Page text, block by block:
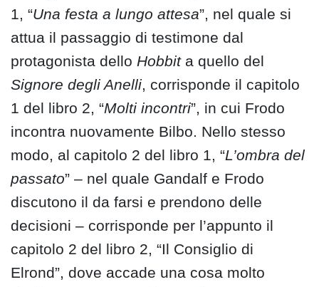
1, “Una festa a lungo attesa”, nel quale si
attua il passaggio di testimone dal
protagonista dello Hobbita quello del
Signore degli Anelli, corrisponde il capitolo
1 del libro 2, “Molti incontri”, in cui Frodo
incontra nuovamente Bilbo. Nello stesso
modo, al capitolo 2 del libro 1, “L’ombra del
passato” – nel quale Gandalf e Frodo
discutono il da farsi e prendono delle
decisioni – corrisponde per l’appunto il
capitolo 2 del libro 2, “Il Consiglio di
Elrond”, dove accade una cosa molto